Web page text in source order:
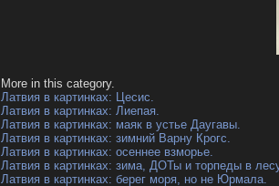
More in this category.
Латвия в картинках: Цесис.
Латвия в картинках: Лиепая.
Латвия в картинках: маяк в устье Даугавы.
Латвия в картинках: зимний Варну Крогс.
Латвия в картинках: осеннее взморье.
Латвия в картинках: зима, ДОТы и торпеды в
Латвия в картинках: берег моря, но не Юрмала.